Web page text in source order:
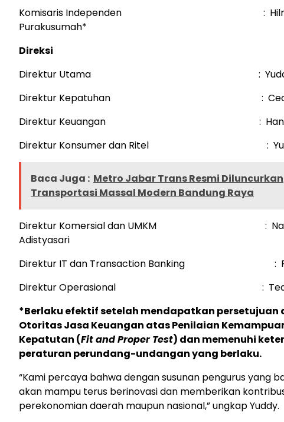
Komisaris Independen :
Purakusumah*
Direksi
Direktur Utama : Yuddy
Direktur Kepatuhan : Cecep
Direktur Keuangan : Hana
Direktur Konsumer dan Ritel : Yusuf
Baca Juga : Metro Jabar Trans Resmi
Transportasi Massal Modern Bandung Raya
Direktur Komersial dan UMKM :
Adistyasari
Direktur IT dan Transaction Banking : Rio
Direktur Operasional : Tedi
*Berlaku efektif setelah mendapatkan persetujuan
Otoritas Jasa Keuangan atas Penilaian
Kepatutan (Fit and Proper Test) dan memenuhi
peraturan perundang-undangan yang berlaku.
“Kami percaya bahwa dengan susunan pengurus yang
akan mampu terus berinovasi dan memberikan
perekonomian daerah maupun nasional,” ungkap Yuddy.